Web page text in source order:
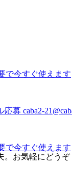
で今すぐ使えます
応募 caba2-
で今すぐ使えます
お気軽にどうぞ